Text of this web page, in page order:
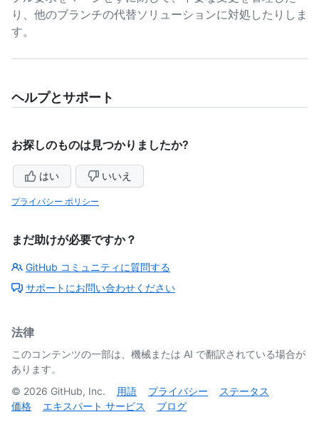
り、他のブランチの代替ソリューションに対処したりしま
す。
ヘルプとサポート
お探しのものは見つかりましたか?
はい いいえ
プライバシー ポリシー
まだ助けが必要ですか？
GitHub コミュニティに質問する
サポートにお問い合わせください
法律
このコンテンツの一部は、機械または AI で翻訳されている場合が
あります。
© 2026 GitHub, Inc. 用語 プライバシー
ステータス
価格
エキスパート サービス ブログ